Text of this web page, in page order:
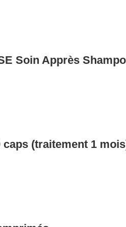
Soin Apprès
caps (traitement 1